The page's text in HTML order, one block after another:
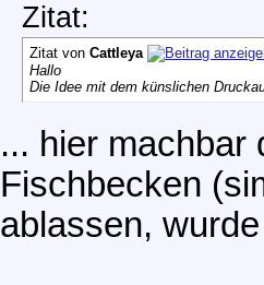
Zitat:
Zitat von Cattleya
Hallo
Die Idee mit dem künslichen
... hier machbar
Fischbecken
ablassen,